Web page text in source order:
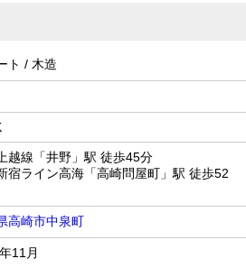
ト / 木造
越線「井野」駅 徒歩45分
宿ライン高海「高崎問屋町」駅 徒歩52
高崎市中泉町
11月